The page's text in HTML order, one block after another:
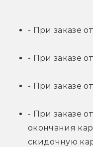
- При заказе
- При заказе
- При заказе
- При заказе
окончания
скидочную